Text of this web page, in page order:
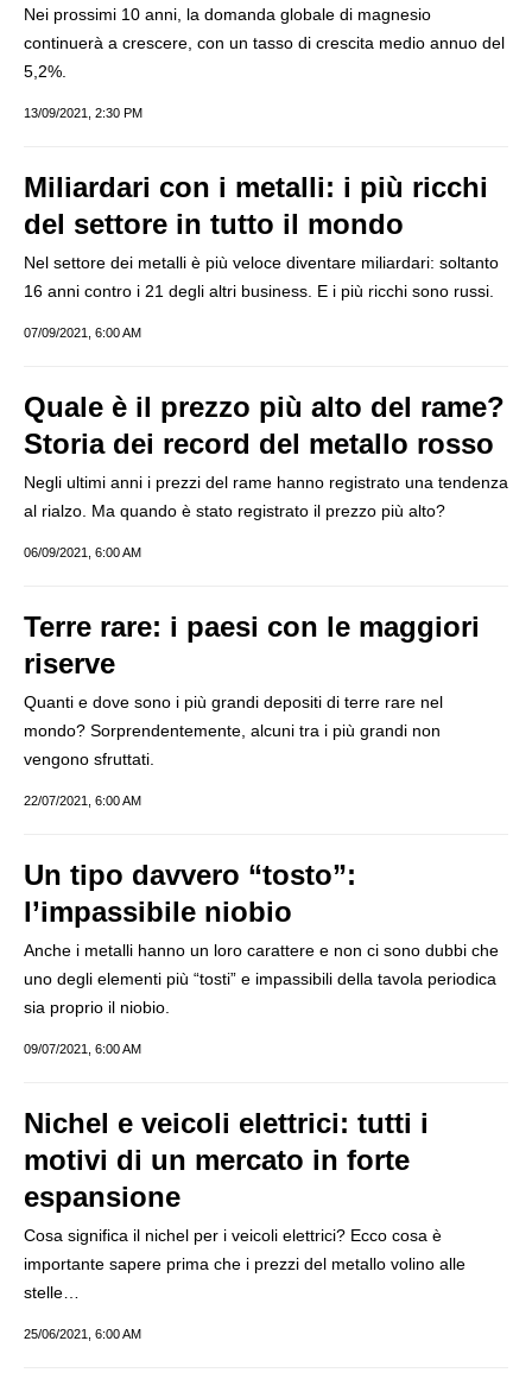
Nei prossimi 10 anni, la domanda globale di magnesio
continuerà a crescere, con un tasso di crescita medio annuo del
5,2%.
13/09/2021, 2:30 PM
Miliardari con i metalli: i più ricchi
del settore in tutto il mondo
Nel settore dei metalli è più veloce diventare miliardari: soltanto
16 anni contro i 21 degli altri business. E i più ricchi sono russi.
07/09/2021, 6:00 AM
Quale è il prezzo più alto del rame?
Storia dei record del metallo rosso
Negli ultimi anni i prezzi del rame hanno registrato una tendenza
al rialzo. Ma quando è stato registrato il prezzo più alto?
06/09/2021, 6:00 AM
Terre rare: i paesi con le maggiori
riserve
Quanti e dove sono i più grandi depositi di terre rare nel
mondo? Sorprendentemente, alcuni tra i più grandi non
vengono sfruttati.
22/07/2021, 6:00 AM
Un tipo davvero “tosto”:
l’impassibile niobio
Anche i metalli hanno un loro carattere e non ci sono dubbi che
uno degli elementi più “tosti” e impassibili della tavola periodica
sia proprio il niobio.
09/07/2021, 6:00 AM
Nichel e veicoli elettrici: tutti i
motivi di un mercato in forte
espansione
Cosa significa il nichel per i veicoli elettrici? Ecco cosa è
importante sapere prima che i prezzi del metallo volino alle
stelle…
25/06/2021, 6:00 AM